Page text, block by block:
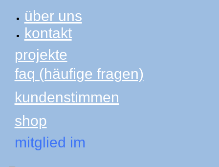
über uns
kontakt
projekte
faq (häufige fragen)
kundenstimmen
shop
mitglied im